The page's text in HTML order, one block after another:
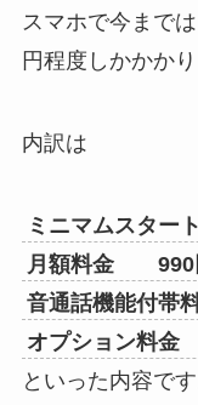
スマホで今まで
円程度しかかか
内訳は
ミニマムスター
月額料金 990
音通話機能付
オプション料
といった内容で